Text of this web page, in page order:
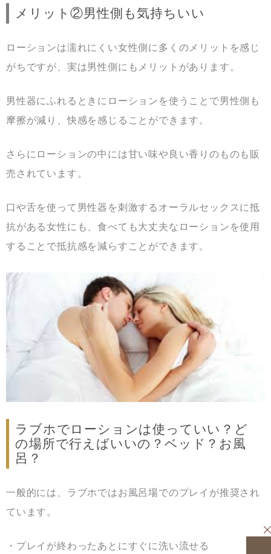
メリット②男性側も気持ちいい
ローションは濡れにくい女性側に多くのメリットを感じ
がちですが、実は男性側にもメリットがあります。
男性器にふれるときにローションを使うことで男性側も
摩擦が減り、快感を感じることができます。
さらにローションの中には甘い味や良い香りのものも販
売されています。
口や舌を使って男性器を刺激するオーラルセックスに抵
抗がある女性にも、食べても大丈夫なローションを使用
することで抵抗感を減らすことができます。
ラブホでローションは使っていい？ど
の場所で行えばいいの？ベッド？お風
呂？
一般的には、ラブホではお風呂場でのプレイが推奨され
ています。
・プレイが終わったあとにすぐに洗い流せる